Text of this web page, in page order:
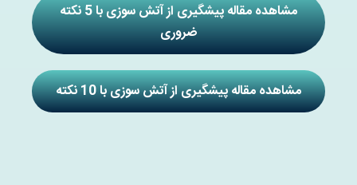
مشاهده مقاله پیشگیری از آتش سوزی با 5 نکته
ضروری
مشاهده مقاله پیشگیری از آتش سوزی با 10 نکته